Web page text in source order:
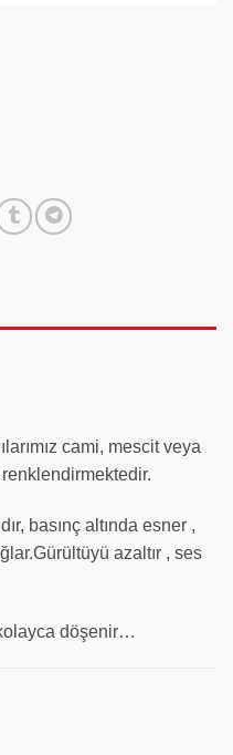
cami, mescit veya
basınç altında esner ,
azaltır , ses
döşenir…